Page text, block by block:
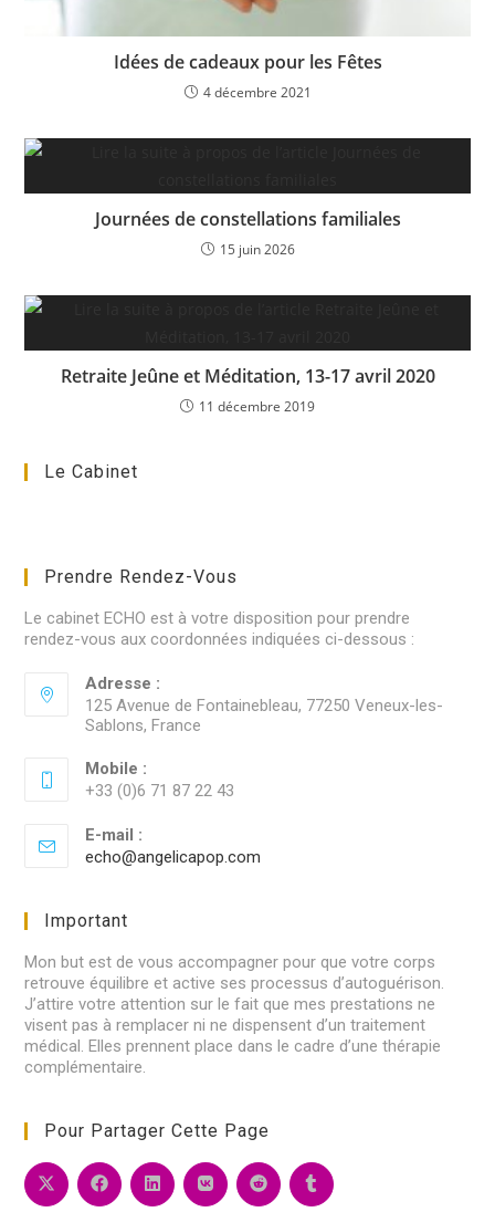
Idées de cadeaux pour les Fêtes
4 décembre 2021
Journées de constellations familiales
15 juin 2026
Retraite Jeûne et Méditation, 13-17 avril 2020
11 décembre 2019
Le Cabinet
Prendre Rendez-Vous
Le cabinet ECHO est à votre disposition pour prendre
rendez-vous aux coordonnées indiquées ci-dessous :
Adresse :
125 Avenue de Fontainebleau, 77250 Veneux-les-
Sablons, France
Mobile :
+33 (0)6 71 87 22 43
E-mail :
echo@angelicapop.com
Important
Mon but est de vous accompagner pour que votre corps
retrouve équilibre et active ses processus d’autoguérison.
J’attire votre attention sur le fait que mes prestations ne
visent pas à remplacer ni ne dispensent d’un traitement
médical. Elles prennent place dans le cadre d’une thérapie
complémentaire.
Pour Partager Cette Page